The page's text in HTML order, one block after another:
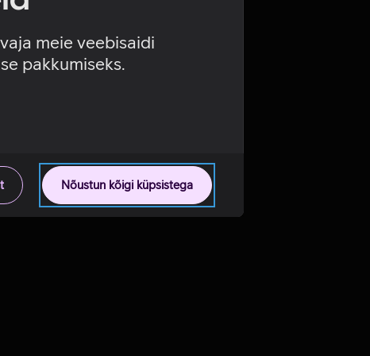
meie veebisaidi
pakkumiseks.
Nõustun kõigi küpsistega